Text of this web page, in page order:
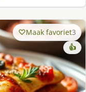
Maak favoriet3
👍